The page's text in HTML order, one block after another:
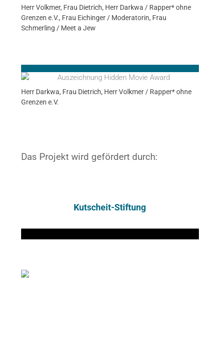
Herr Volkmer, Frau Dietrich, Herr Darkwa / Rapper* ohne
Grenzen e.V., Frau Eichinger / Moderatorin, Frau
Schmerling / Meet a Jew
Herr Darkwa, Frau Dietrich, Herr Volkmer / Rapper* ohne
Grenzen e.V.
Das Projekt wird gefördert durch:
Kutscheit-Stiftung